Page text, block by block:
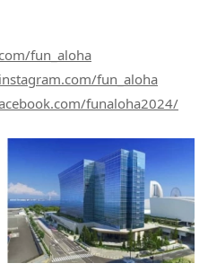
fun_aloha
fun_aloha
funaloha2024/